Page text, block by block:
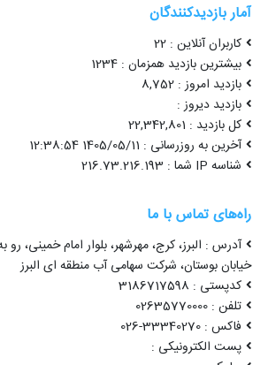
آمار بازدیدکنندگان
کاربران آنلاین : 22
بیشترین بازدید همزمان : 1234
بازدید امروز : 8,752
بازدید دیروز :
کل بازدید : 22,342,801
آخرین به روزرسانی : 1405/05/11 12:38:54
شناسه IP شما : 216.73.216.193
راه‌های تماس با ما
آدرس : البرز، کرج، مهرشهر، بلوار امام خمینی،
خیابان بوستان، شرکت سهامی آب منطقه ای البرز
کدپستی : 3186717598
تلفن : 02635770000
فاکس : 33340270-026
پست الکترونیکی :